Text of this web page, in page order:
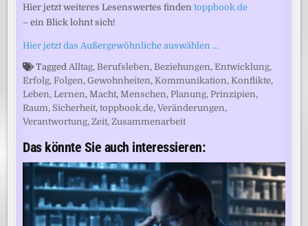
Hier jetzt weiteres Lesenswertes findentoppbook.de
– ein Blick lohnt sich!
Hier jetzt das Außergewöhnliche auswählen …
TaggedAlltag,Berufsleben,Beziehungen,Entwicklung,
Erfolg,Folgen,Gewohnheiten,Kommunikation,Konflikte,
Leben,Lernen,Macht,Menschen,Planung,Prinzipien,
Raum, Sicherheit,toppbook.de,Veränderungen,
Verantwortung,Zeit,Zusammenarbeit
Das könnte Sie auch interessieren: